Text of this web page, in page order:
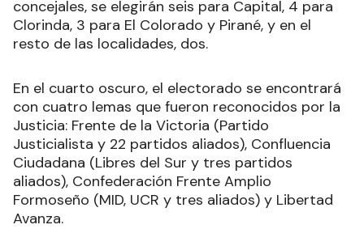
concejales, se elegirán seis para Capital, 4 para
Clorinda, 3 para El Colorado y Pirané, y en el
resto de las localidades, dos.
En el cuarto oscuro, el electorado se encontrará
con cuatro lemas que fueron reconocidos por la
Justicia: Frente de la Victoria (Partido
Justicialista y 22 partidos aliados), Confluencia
Ciudadana (Libres del Sur y tres partidos
aliados), Confederación Frente Amplio
Formoseño (MID, UCR y tres aliados) y Libertad
Avanza.